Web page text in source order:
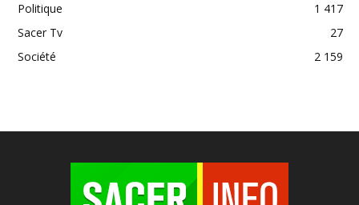
Politique
1 417
Sacer Tv
27
Société
2 159